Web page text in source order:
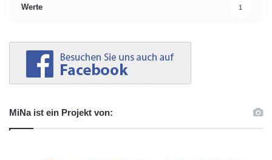
Werte 1
MiNa ist ein Projekt von: